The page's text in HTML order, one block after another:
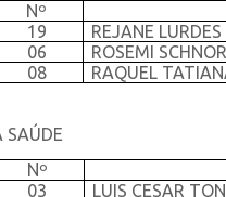
Nº
19
REJANE
06
ROSEMI
08 RAQUEL
SAÚDE
Nº
03
LUIS CESAR